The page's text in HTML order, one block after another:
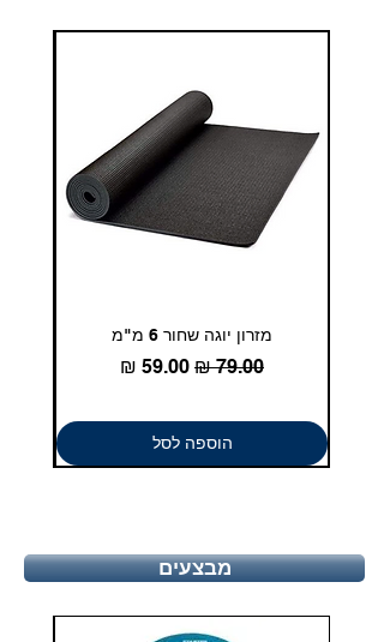
מזרון יוגה שחור 6 מ"מ
מחיר רגילמחיר מבצע
הוספה לסל
מבצעים